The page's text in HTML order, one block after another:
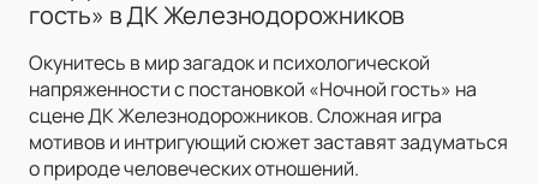
гость» в ДК Железнодорожников
Окунитесь в мир загадок и психологической
напряженности с постановкой «Ночной гость» на
сцене ДК Железнодорожников. Сложная игра
мотивов и интригующий сюжет заставят задуматься
о природе человеческих отношений.